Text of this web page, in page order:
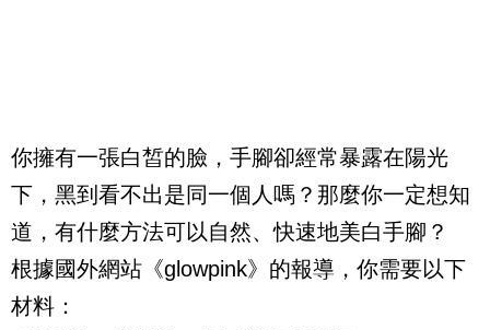
你擁有一張白皙的臉，手腳卻經常暴露在陽光
下，黑到看不出是同一個人嗎？那麼你一定想知
道，有什麼方法可以自然、快速地美白手腳？
根據國外網站《glowpink》的報導，你需要以下
材料：